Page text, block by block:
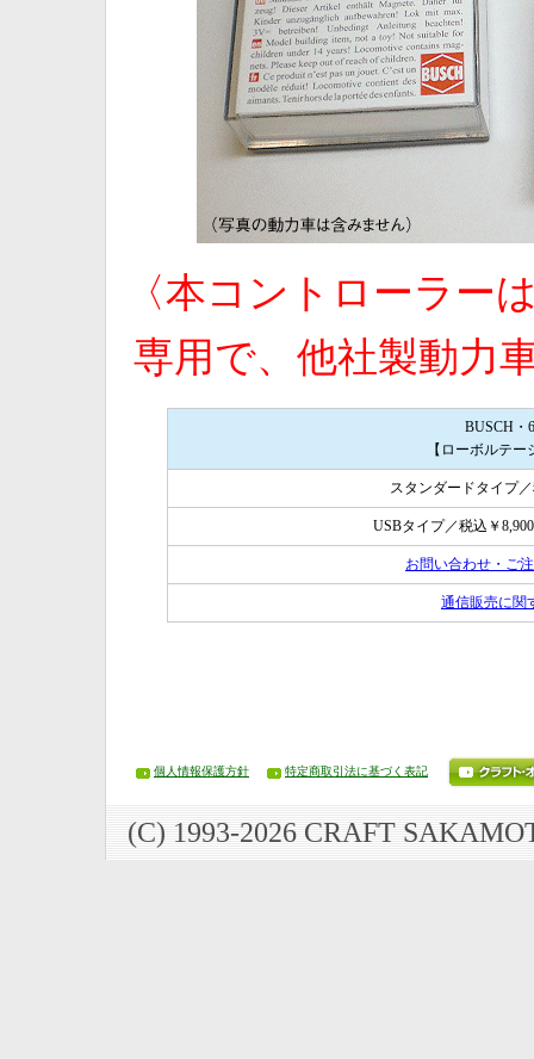
〈本コントローラー
専用で、他社製動力
BUSCH・
【ローボルテ
スタンダードタイプ
USBタイプ／税込￥
お問い合わせ・ご
通信販売に関
個人情報保護方針 特定商取引法に基づく表記
(C) 1993-2026 CRAFT